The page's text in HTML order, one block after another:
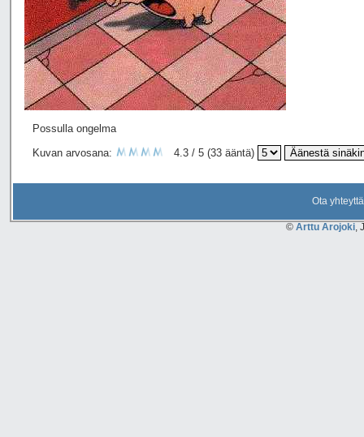
Possulla ongelma
Kuvan arvosana:
4.3 / 5 (33 ääntä)
Ota
© Arttu Arojoki ,